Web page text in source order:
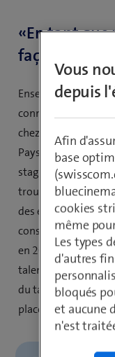
«En tant que
façonnons
Ensemble, nous
connecté. En
chez Swisscom
Pays-Bas et en
stage et nous
trouver un parfait
des étudiants, ce
constant de plus
en 2021. Afin de
talents suffisant
du taux de rotation
places à partir de
Vous
depuis
Afin
base
cookies
même
Les types
d'autres
bloqués
et aucune
n'est